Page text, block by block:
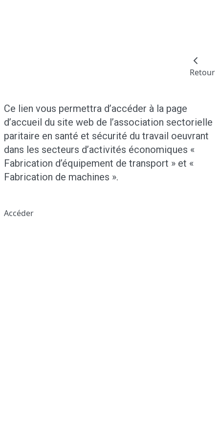
Retour
Ce lien vous permettra d’accéder à la page
d’accueil du site web de l’association sectorielle
paritaire en santé et sécurité du travail oeuvrant
dans les secteurs d’activités économiques «
Fabrication d’équipement de transport » et «
Fabrication de machines ».
Accéder